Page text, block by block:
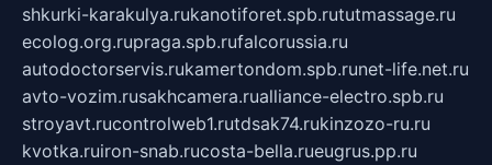
shkurki-karakulya.rukanotiforet.spb.rututmassage.ru
ecolog.org.rupraga.spb.rufalcorussia.ru
autodoctorservis.rukamertondom.spb.runet-life.net.ru
avto-vozim.rusakhcamera.rualliance-electro.spb.ru
stroyavt.rucontrolweb1.rutdsak74.rukinzozo-ru.ru
kvotka.ruiron-snab.rucosta-bella.rueugrus.pp.ru